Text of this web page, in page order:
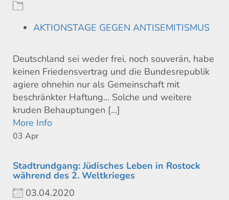
AKTIONSTAGE GEGEN ANTISEMITISMUS
Deutschland sei weder frei, noch souverän, habe
keinen Friedensvertrag und die Bundesrepublik
agiere ohnehin nur als Gemeinschaft mit
beschränkter Haftung… Solche und weitere
kruden Behauptungen [...]
More Info
03 Apr
Stadtrundgang: Jüdisches Leben in Rostock
während des 2. Weltkrieges
03.04.2020